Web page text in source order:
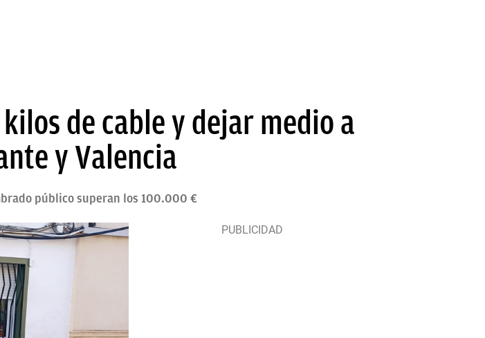
de cable y dejar medio a
y Valencia
público superan los 100.000 €